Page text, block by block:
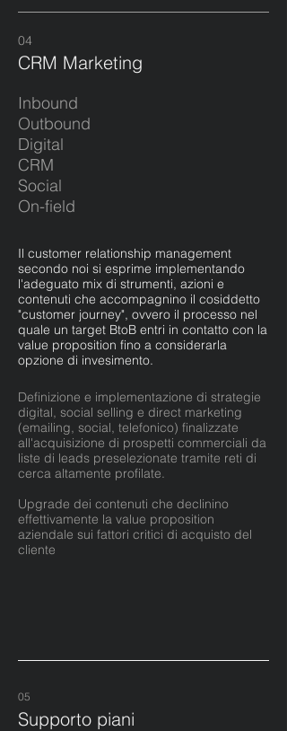
04
CRM Marketing
Inbound
Outbound
Digital
CRM
Social
On-field
Il customer relationship management
secondo noi si esprime implementando
l'adeguato mix di strumenti, azioni e
contenuti che accompagnino il cosiddetto
"customer journey", ovvero il processo nel
quale un target BtoB entri in contatto con la
value proposition fino a considerarla
opzione di invesimento.
Definizione e implementazione di strategie
digital, social selling e direct marketing
(emailing, social, telefonico) finalizzate
all'acquisizione di prospetti commerciali da
liste di leads preselezionate tramite reti di
cerca altamente profilate.
Upgrade dei contenuti che declinino
effettivamente la value proposition
aziendale sui fattori critici di acquisto del
cliente
05
Supporto piani